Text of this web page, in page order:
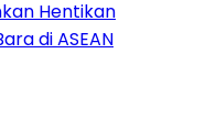
Hentikan
di ASEAN